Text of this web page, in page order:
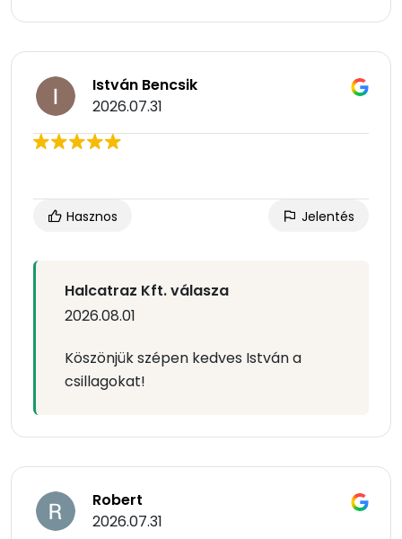
István Bencsik
2026.07.31
Hasznos Jelentés
Halcatraz Kft. válasza
2026.08.01
Köszönjük szépen kedves István a
csillagokat!
Robert
2026.07.31